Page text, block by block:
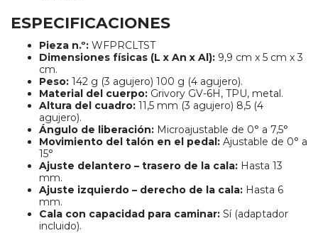
ESPECIFICACIONES
Pieza n.º: WFPRCLTST
Dimensiones físicas (L x An x Al): 9,9 cm x 5 cm x 3
cm.
Peso: 142 g (3 agujero) 100 g (4 agujero).
Material del cuerpo: Grivory GV-6H, TPU, metal.
Altura del cuadro: 11,5 mm (3 agujero) 8,5 (4
agujero).
Ángulo de liberación: Microajustable de 0° a 7,5°
Movimiento del talón en el pedal: Ajustable de 0° a
15°
Ajuste delantero – trasero de la cala: Hasta 13
mm.
Ajuste izquierdo – derecho de la cala: Hasta 6
mm.
Cala con capacidad para caminar: Sí (adaptador
incluido).